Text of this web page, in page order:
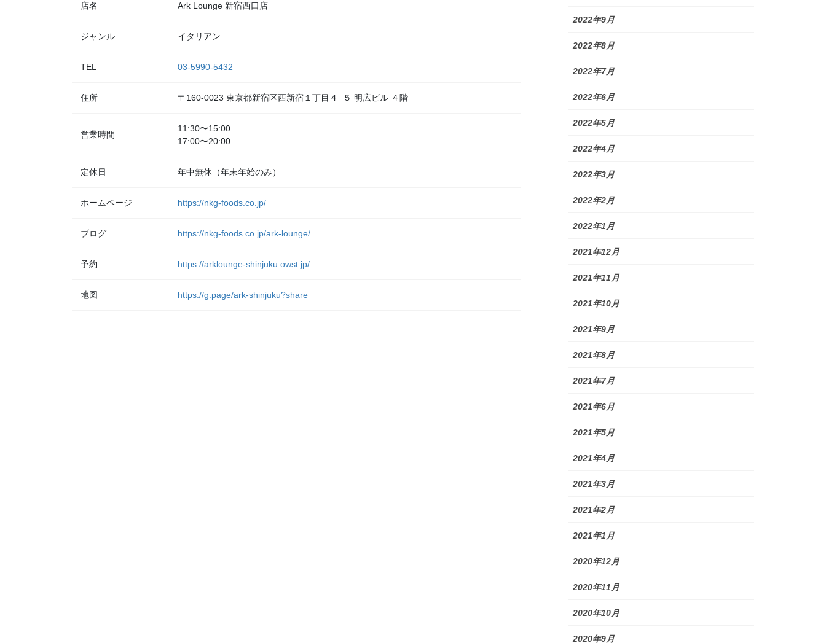
店名 Ark Lounge 新宿西口店
ジャンル イタリアン
TEL 03-5990-5432
住所 〒160-0023 東京都新宿区西新宿１丁目４−５ 明広ビル ４階
営業時間
11:30〜15:00
17:00〜20:00
定休日 年中無休（年末年始のみ）
ホームページ https://nkg-foods.co.jp/
ブログ https://nkg-foods.co.jp/ark-lounge/
予約 https://arklounge-shinjuku.owst.jp/
地図 https://g.page/ark-shinjuku?share
2022年9月
2022年8月
2022年7月
2022年6月
2022年5月
2022年4月
2022年3月
2022年2月
2022年1月
2021年12月
2021年11月
2021年10月
2021年9月
2021年8月
2021年7月
2021年6月
2021年5月
2021年4月
2021年3月
2021年2月
2021年1月
2020年12月
2020年11月
2020年10月
2020年9月